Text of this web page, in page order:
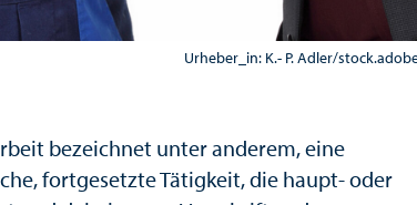
Urheber_in: K.- P. Adler/
bezeichnet unter anderem, eine
fortgesetzte Tätigkeit, die haupt- oder